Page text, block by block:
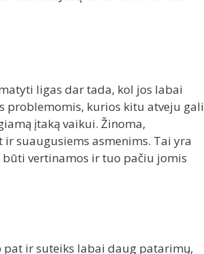
ligas dar tada, kol jos labai
problemomis, kurios kitu atveju gali
įtaką vaikui. Žinoma,
suaugusiems asmenims. Tai yra
vertinamos ir tuo pačiu jomis
ir suteiks labai daug patarimų,